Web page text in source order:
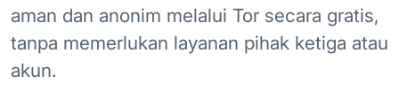
aman dan anonim melalui Tor secara gratis,
tanpa memerlukan layanan pihak ketiga atau
akun.